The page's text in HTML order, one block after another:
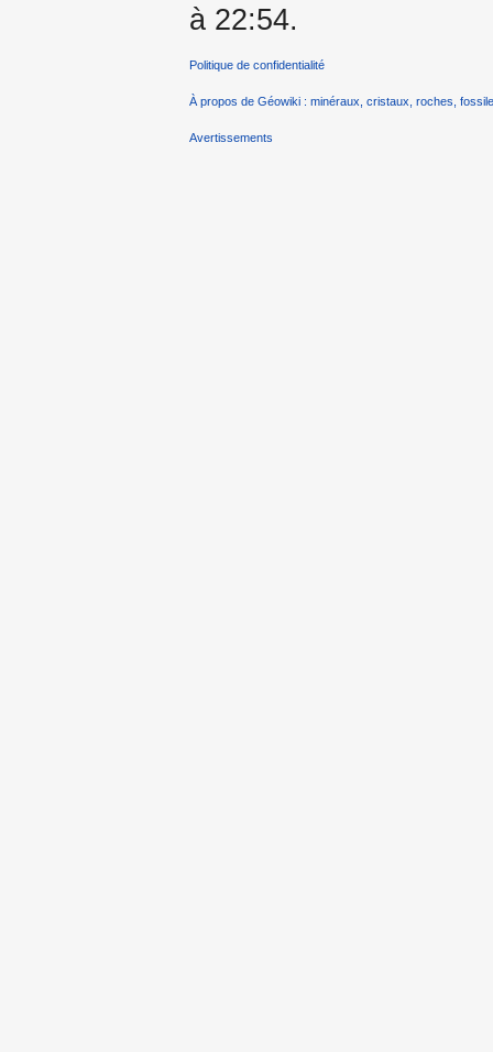
à 22:54.
Politique de confidentialité
À propos de Géowiki : minéraux, cristaux, roches,
Avertissements